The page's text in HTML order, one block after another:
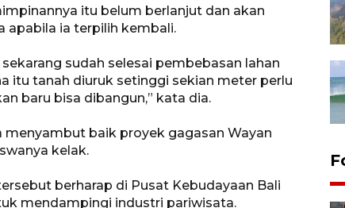
itu belum berlanjut dan akan
apabila ia terpilih kembali.
sudah selesai pembebasan lahan
itu tanah diuruk setinggi sekian meter perlu
baru bisa dibangun,” kata dia.
baik proyek gagasan Wayan
kelak.
berharap di Pusat Kebudayaan Bali
mendampingi industri pariwisata.